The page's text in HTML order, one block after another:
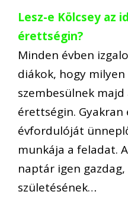
Lesz-e Kölcsey az
érettségin?
Minden évben
diákok, hogy
szembesülnek
érettségin.
évfordulóját
munkája a feladat.
naptár igen
születésének…